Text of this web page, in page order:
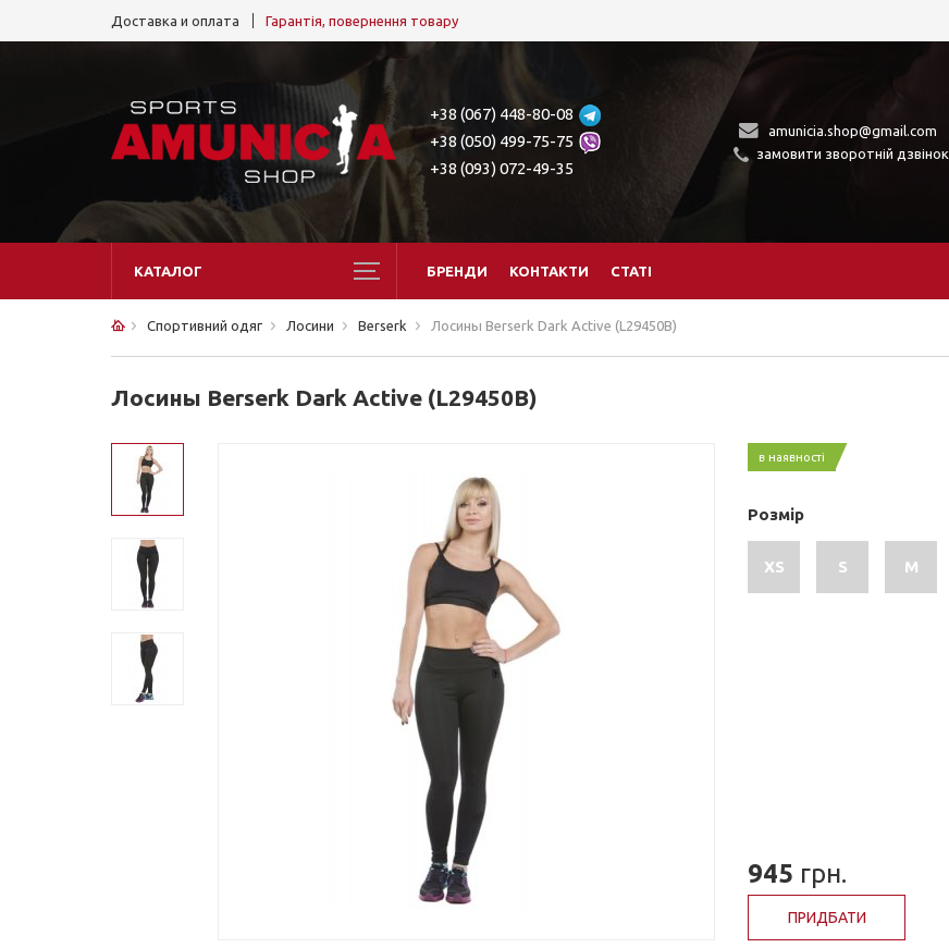
Доставка и оплата Гарантія, повернення товару
+38 (067) 448-80-08
+38 (050) 499-75-75
+38 (093) 072-49-35
amunicia.shop@gmail.com
замовити зворотній дзвінок
КАТАЛОГ БРЕНДИ КОНТАКТИ СТАТІ
Спортивний одяг Лосини Berserk Лосины Berserk Dark Active (L29450B)
Лосины Berserk Dark Active (L29450B)
в наявності
Розмір
XS S M
945 грн.
ПРИДБАТИ